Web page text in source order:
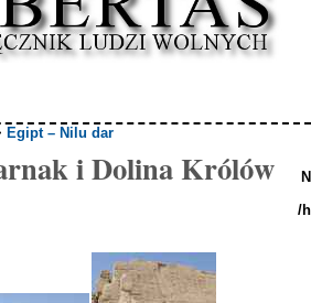
Egipt – Nilu dar
i Dolina Królów
/